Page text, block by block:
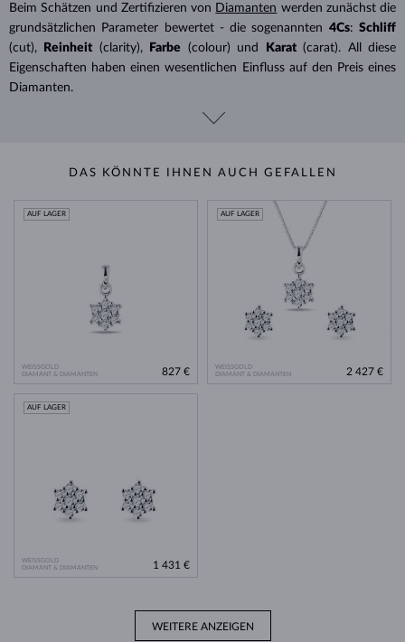
Beim Schätzen und Zertifizieren von Diamanten werden zunächst die
grundsätzlichen Parameter bewertet - die sogenannten 4Cs: Schliff
(cut),
Reinheit (clarity), Farbe (colour) und Karat (carat). All diese
Eigenschaften haben einen wesentlichen Einfluss auf den Preis eines
Diamanten.
DAS KÖNNTE IHNEN AUCH GEFALLEN
WEISSGOLD
DIAMANT & DIAMANTEN
AUF LAGER
827 €
WEISSGOLD
DIAMANT & DIAMANTEN
AUF LAGER
2 427 €
WEISSGOLD
DIAMANT & DIAMANTEN
AUF LAGER
1 431 €
WEITERE ANZEIGEN